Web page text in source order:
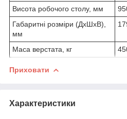
Висота робочого столу, мм
Габаритні розміри (ДхШхВ),
мм
Маса верстата, кг
Приховати
Характеристики